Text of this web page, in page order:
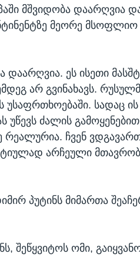
მშვიდობა დაარღვია
მეორე მსოფლიო
დაარღვია. ეს ისეთი
არ გვინახავს.
უსაფრთხოებაში. სადაც ის
უწევს ძალის
ჩვენ
არჩეული
პუტინს მიმართა
შეწყვიტოს ომი,